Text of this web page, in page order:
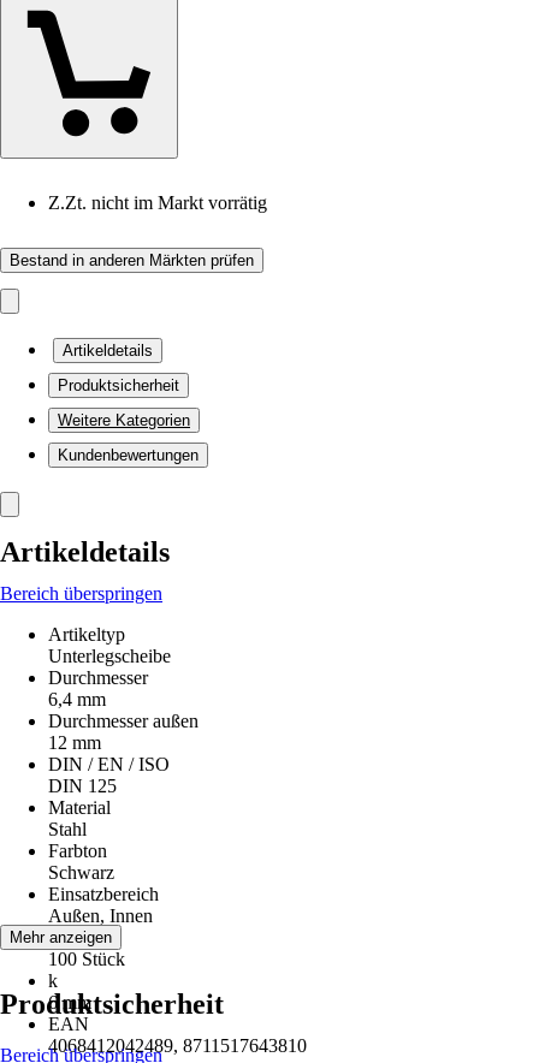
Z.Zt. nicht im Markt vorrätig
Bestand in anderen Märkten prüfen
Artikeldetails
Produktsicherheit
Weitere Kategorien
Kundenbewertungen
Artikeldetails
Bereich überspringen
Artikeltyp
Unterlegscheibe
Durchmesser
6,4 mm
Durchmesser außen
12 mm
DIN / EN / ISO
DIN 125
Material
Stahl
Farbton
Schwarz
Einsatzbereich
Außen, Innen
Inhalt
100 Stück
k
6 mm
EAN
4068412042489, 8711517643810
Mehr anzeigen
Produktsicherheit
Bereich überspringen